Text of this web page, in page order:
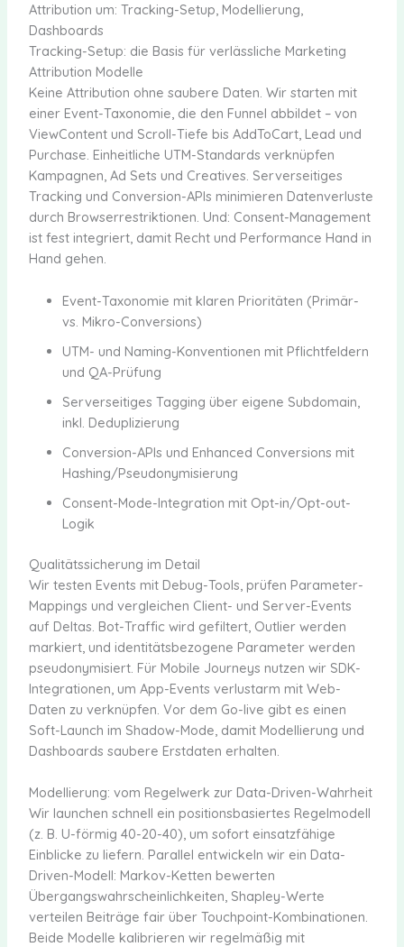
Attribution um: Tracking-Setup, Modellierung,
Dashboards
Tracking-Setup: die Basis für verlässliche Marketing
Attribution Modelle
Keine Attribution ohne saubere Daten. Wir starten mit
einer Event-Taxonomie, die den Funnel abbildet – von
ViewContent und Scroll-Tiefe bis AddToCart, Lead und
Purchase. Einheitliche UTM-Standards verknüpfen
Kampagnen, Ad Sets und Creatives. Serverseitiges
Tracking und Conversion-APIs minimieren Datenverluste
durch Browserrestriktionen. Und: Consent-Management
ist fest integriert, damit Recht und Performance Hand in
Hand gehen.
Event-Taxonomie mit klaren Prioritäten (Primär-
vs. Mikro-Conversions)
UTM- und Naming-Konventionen mit Pflichtfeldern
und QA-Prüfung
Serverseitiges Tagging über eigene Subdomain,
inkl. Deduplizierung
Conversion-APIs und Enhanced Conversions mit
Hashing/Pseudonymisierung
Consent-Mode-Integration mit Opt-in/Opt-out-
Logik
Qualitätssicherung im Detail
Wir testen Events mit Debug-Tools, prüfen Parameter-
Mappings und vergleichen Client- und Server-Events
auf Deltas. Bot-Traffic wird gefiltert, Outlier werden
markiert, und identitätsbezogene Parameter werden
pseudonymisiert. Für Mobile Journeys nutzen wir SDK-
Integrationen, um App-Events verlustarm mit Web-
Daten zu verknüpfen. Vor dem Go-live gibt es einen
Soft-Launch im Shadow-Mode, damit Modellierung und
Dashboards saubere Erstdaten erhalten.
Modellierung: vom Regelwerk zur Data-Driven-Wahrheit
Wir launchen schnell ein positionsbasiertes Regelmodell
(z. B. U-förmig 40-20-40), um sofort einsatzfähige
Einblicke zu liefern. Parallel entwickeln wir ein Data-
Driven-Modell: Markov-Ketten bewerten
Übergangswahrscheinlichkeiten, Shapley-Werte
verteilen Beiträge fair über Touchpoint-Kombinationen.
Beide Modelle kalibrieren wir regelmäßig mit